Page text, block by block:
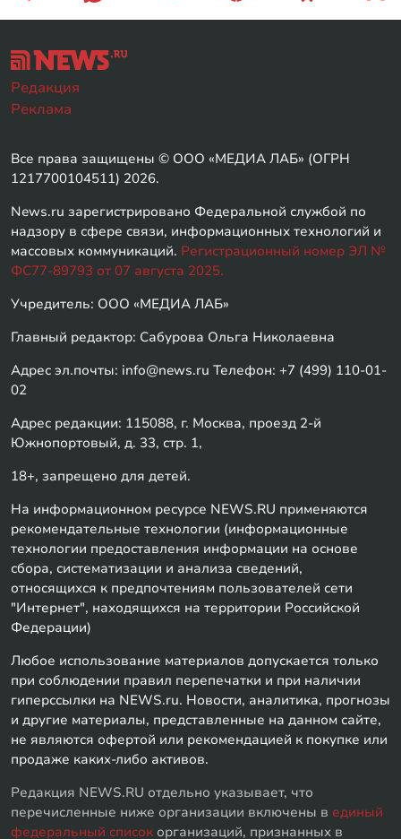
Редакция
Реклама
Все права защищены © ООО «МЕДИА ЛАБ» (ОГРН
1217700104511) 2026.
News.ru зарегистрировано Федеральной службой по
надзору в сфере связи, информационных технологий и
массовых коммуникаций. Регистрационный номер ЭЛ №
ФС77-89793 от 07 августа 2025.
Учредитель: ООО «МЕДИА ЛАБ»
Главный редактор: Сабурова Ольга Николаевна
Адрес эл.почты: info@news.ru Телефон: +7 (499) 110-01-
02
Адрес редакции: 115088, г. Москва, проезд 2-й
Южнопортовый, д. 33, стр. 1,
18+, запрещено для детей.
На информационном ресурсе NEWS.RU применяются
рекомендательные технологии (информационные
технологии предоставления информации на основе
сбора, систематизации и анализа сведений,
относящихся к предпочтениям пользователей сети
"Интернет", находящихся на территории Российской
Федерации)
Любое использование материалов допускается только
при соблюдении правил перепечатки и при наличии
гиперссылки на NEWS.ru. Новости, аналитика, прогнозы
и другие материалы, представленные на данном сайте,
не являются офертой или рекомендацией к покупке или
продаже каких-либо активов.
Редакция NEWS.RU отдельно указывает, что
перечисленные ниже организации включены в единый
федеральный список организаций, признанных в